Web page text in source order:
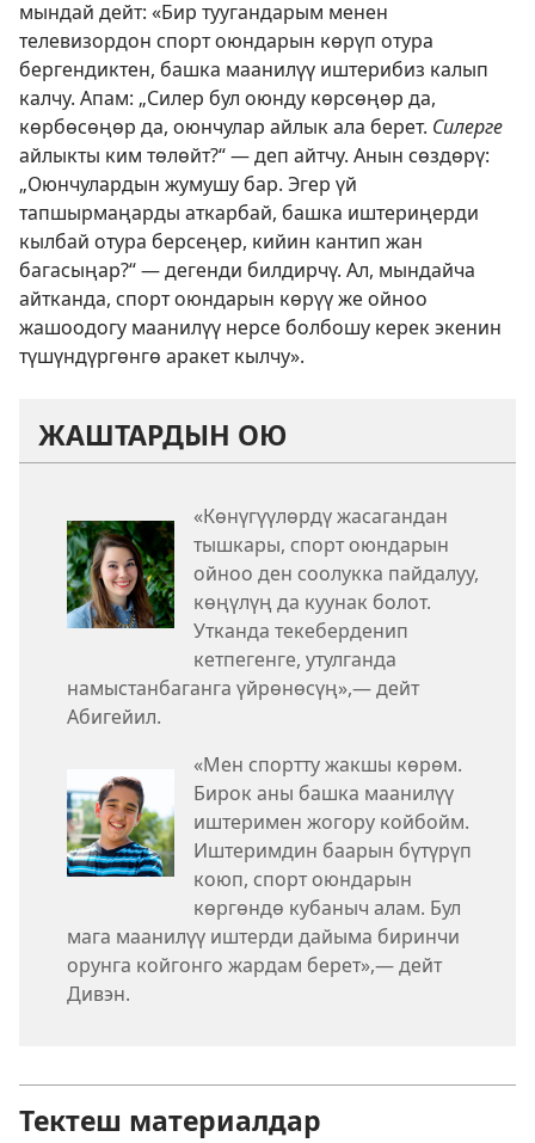
мындай дейт: «Бир туугандарым менен
телевизордон спорт оюндарын көрүп отура
бергендиктен, башка маанилүү иштерибиз калып
калчу. Апам: „Силер бул оюнду көрсөңөр да,
көрбөсөңөр да, оюнчулар айлык ала берет. Силерге
айлыкты ким төлөйт?“ — деп айтчу. Анын сөздөрү:
„Оюнчулардын жумушу бар. Эгер үй
тапшырмаңарды аткарбай, башка иштериңерди
кылбай отура берсеңер, кийин кантип жан
багасыңар?“ — дегенди билдирчү. Ал, мындайча
айтканда, спорт оюндарын көрүү же ойноо
жашоодогу маанилүү нерсе болбошу керек экенин
түшүндүргөнгө аракет кылчу».
ЖАШТАРДЫН ОЮ
«Көнүгүүлөрдү жасагандан
тышкары, спорт оюндарын
ойноо ден соолукка пайдалуу,
көңүлүң да куунак болот.
Утканда текеберденип
кетпегенге, утулганда
намыстанбаганга үйрөнөсүң»,— дейт
Абигейил.
«Мен спортту жакшы көрөм.
Бирок аны башка маанилүү
иштеримен жогору койбойм.
Иштеримдин баарын бүтүрүп
коюп, спорт оюндарын
көргөндө кубаныч алам. Бул
мага маанилүү иштерди дайыма биринчи
орунга койгонго жардам берет»,— дейт
Дивэн.
Тектеш материалдар